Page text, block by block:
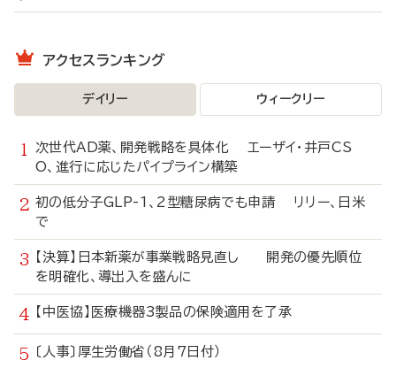
アクセスランキング
デイリー ウィークリー
次世代AD薬、開発戦略を具体化 エーザイ・井戸CS
O、進行に応じたパイプライン構築
初の低分子GLP-1、2型糖尿病でも申請 リリー、日米
で
【決算】日本新薬が事業戦略見直し 開発の優先順位
を明確化、導出入を盛んに
【中医協】医療機器3製品の保険適用を了承
〔人事〕厚生労働省（8月7日付）